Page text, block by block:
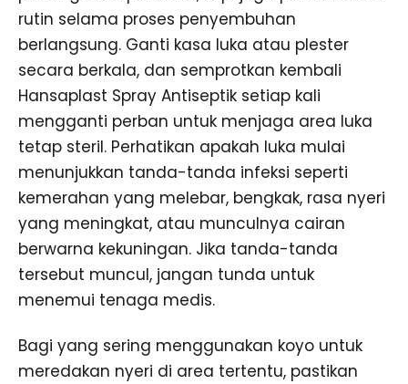
rutin selama proses penyembuhan
berlangsung. Ganti kasa luka atau plester
secara berkala, dan semprotkan kembali
Hansaplast Spray Antiseptik setiap kali
mengganti perban untuk menjaga area luka
tetap steril. Perhatikan apakah luka mulai
menunjukkan tanda-tanda infeksi seperti
kemerahan yang melebar, bengkak, rasa nyeri
yang meningkat, atau munculnya cairan
berwarna kekuningan. Jika tanda-tanda
tersebut muncul, jangan tunda untuk
menemui tenaga medis.
Bagi yang sering menggunakan koyo untuk
meredakan nyeri di area tertentu, pastikan